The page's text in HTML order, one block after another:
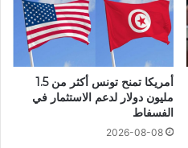
أمريكا تمنح تونس أكثر من 1.5
مليون دولار لدعم الاستثمار في
الفسفاط
2026-08-08